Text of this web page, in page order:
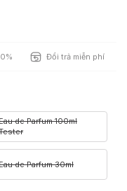
Đổi trả miễn phí
de Parfum 100ml
de Parfum 30ml